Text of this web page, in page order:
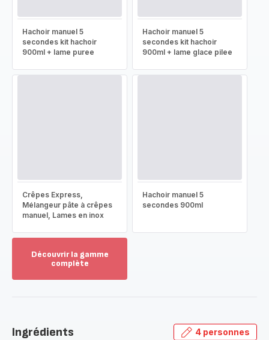
Hachoir manuel 5
secondes kit hachoir
900ml + lame puree
Hachoir manuel 5
secondes kit hachoir
900ml + lame glace pilee
Crêpes Express,
Mélangeur pâte à crêpes
manuel, Lames en inox
Hachoir manuel 5
secondes 900ml
Découvrir la gamme
complète
gamme
Ingrédients 4 personnes